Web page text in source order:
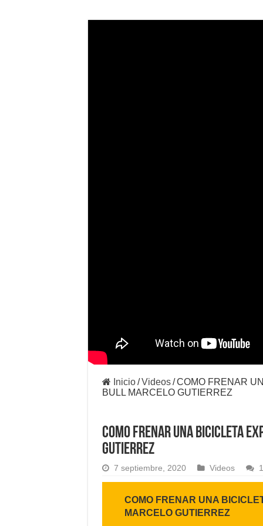
Inicio / Videos / COMO FRENAR
BULL MARCELO GUTIERREZ
COMO FRENAR UNA BICICLETA
GUTIERREZ
7 septiembre, 2020 Videos
COMO FRENAR UNA
MARCELO GUTIERREZ